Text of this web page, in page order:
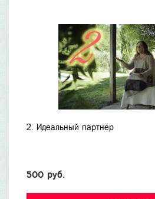
2. Идеальный партнёр
500 руб.